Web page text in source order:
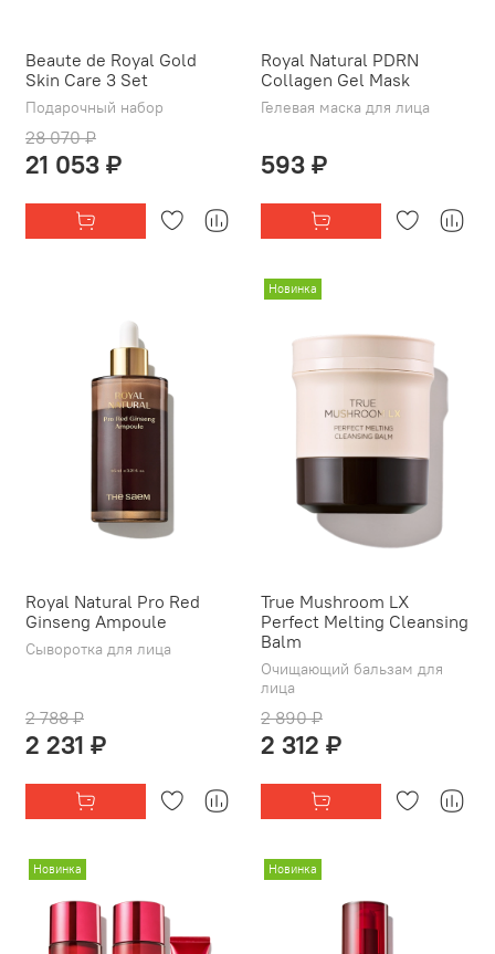
Beaute de Royal Gold
Skin Care 3 Set
Подарочный набор
28 070 ₽
21 053 ₽
Royal Natural PDRN
Collagen Gel Mask
Гелевая маска для лица
593 ₽
Royal Natural Pro Red
Ginseng Ampoule
Сыворотка для лица
2 788 ₽
2 231 ₽
Новинка
True Mushroom LX
Perfect Melting Cleansing
Balm
Очищающий бальзам для
лица
2 890 ₽
2 312 ₽
Новинка Новинка